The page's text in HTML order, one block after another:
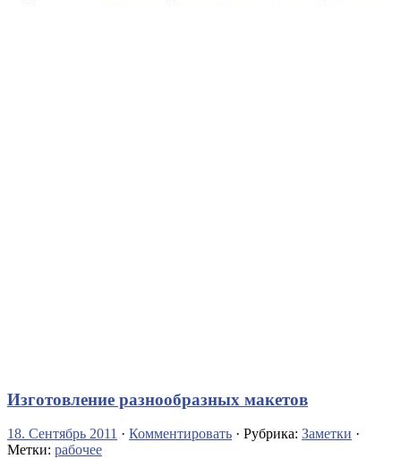
Изготовление разнообразных макетов
18. Сентябрь 2011 · Комментировать · Рубрика: Заметки ·
Метки: рабочее